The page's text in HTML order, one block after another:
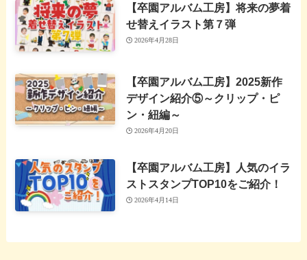
【卒園アルバム工房】将来の夢着
せ替えイラスト第７弾
2026年4月28日
【卒園アルバム工房】2025新作
デザイン紹介⑤～クリップ・ピ
ン・紐編～
2026年4月20日
【卒園アルバム工房】人気のイラ
ストスタンプTOP10をご紹介！
2026年4月14日